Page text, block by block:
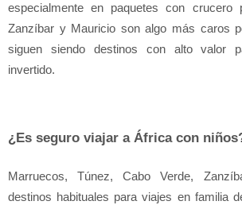
especialmente en paquetes con crucero
Zanzíbar y Mauricio son algo más caros
siguen siendo destinos con alto valor
invertido.
¿Es seguro viajar a África con
Marruecos, Túnez, Cabo Verde,
destinos habituales para viajes en familia